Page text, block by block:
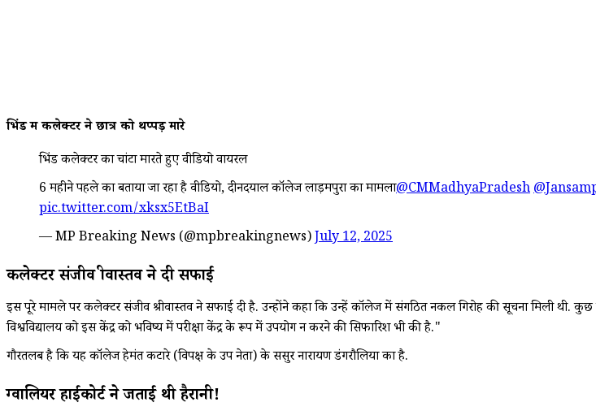
भिंड में कलेक्टर ने छात्र को थप्पड़ मारे
भिंड कलेक्टर का चांटा मारते हुए वीडियो वायरल
6 महीने पहले का बताया जा रहा है वीडियो, दीनदयाल कॉलेज लाड़मपुरा का मामला@CMMadhyaPradesh
pic.twitter.com/xksx5EtBaI
— MP Breaking News (@mpbreakingnews)July 12, 2025
कलेक्टर संजीव श्रीवास्तव ने दी सफाई
इस पूरे मामले पर कलेक्टर संजीव श्रीवास्तव ने सफाई दी है. उन्होंने कहा कि उन्हें कॉलेज में संगठित नकल गिरोह की सूचना मिली थी.
विश्वविद्यालय को इस केंद्र को भविष्य में परीक्षा केंद्र के रूप में उपयोग न करने की सिफारिश भी की है."
गौरतलब है कि यह कॉलेज हेमंत कटारे (विपक्ष के उप नेता) के ससुर नारायण डंगरौलिया का है.
ग्वालियर हाईकोर्ट ने जताई थी हैरानी!